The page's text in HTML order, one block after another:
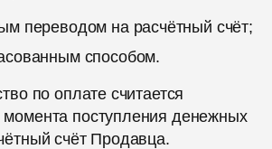
переводом на расчётный счёт;
способом.
по оплате считается
поступления денежных
счёт Продавца.